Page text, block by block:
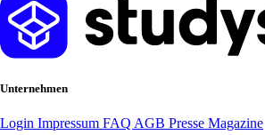
Unternehmen
Login Impressum FAQ AGB Presse Magazine